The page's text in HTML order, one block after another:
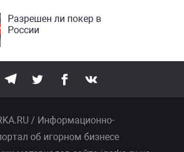
Разрешен ли покер в
России
/ Информационно-
об игорном бизнесе